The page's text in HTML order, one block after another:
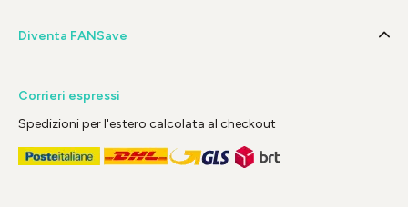
Diventa FANSave
Corrieri espressi
Spedizioni per l'estero calcolata al checkout